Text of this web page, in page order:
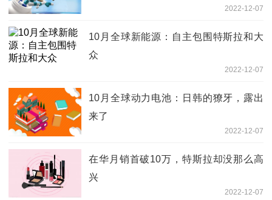
2022-12-07
10月全球新能源：自主包围特斯拉和大
众
2022-12-07
10月全球动力电池：日韩的獠牙，露出
来了
2022-12-07
在华月销首破10万，特斯拉却没那么高
兴
2022-12-07